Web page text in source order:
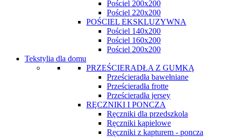
Pościel 200x200
Pościel 220x200
POŚCIEL EKSKLUZYWNA
Pościel 140x200
Pościel 160x200
Pościel 200x200
Tekstylia dla domu
PRZEŚCIERADŁA Z GUMKĄ
Prześcieradła bawełniane
Prześcieradła frotte
Prześcieradła jersey
RĘCZNIKI I PONCZA
Ręczniki dla przedszkola
Ręczniki kąpielowe
Ręczniki z kapturem - poncza